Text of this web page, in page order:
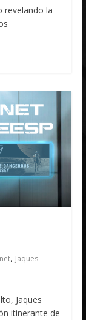
revelando la
, Jaques
Jaques
itinerante de